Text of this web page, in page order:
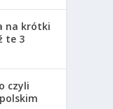
na krótki
te 3
czyli